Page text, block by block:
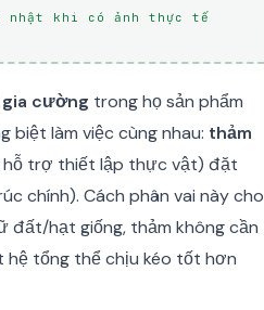
nhật khi có ảnh thực tế
cường trong họ sản phẩm
biệt làm việc cùng nhau: thảm
trợ thiết lập thực vật) đặt
chính). Cách phân vai này cho
đất/hạt giống, thảm không cần
tổng thể chịu kéo tốt hơn